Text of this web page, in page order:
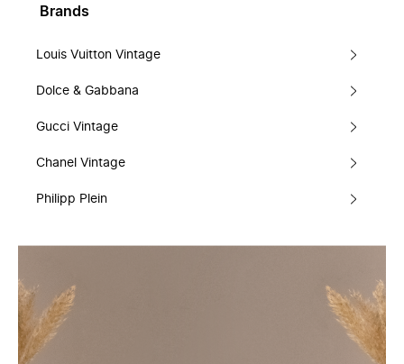
Brands
Louis Vuitton Vintage
Dolce & Gabbana
Gucci Vintage
Chanel Vintage
Philipp Plein